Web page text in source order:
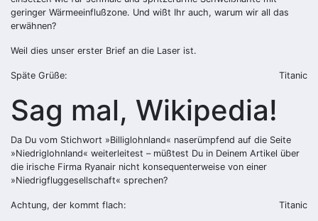
geringer Wärmeeinflußzone. Und wißt Ihr auch, warum wir all das
erwähnen?
Weil dies unser erster Brief an die Laser ist.
Späte Grüße: Titanic
Sag mal, Wikipedia!
Da Du vom Stichwort »Billiglohnland« naserümpfend auf die Seite
»Niedriglohnland« weiterleitest – müßtest Du in Deinem Artikel über
die irische Firma Ryanair nicht konsequenterweise von einer
»Niedrigfluggesellschaft« sprechen?
Achtung, der kommt flach: Titanic